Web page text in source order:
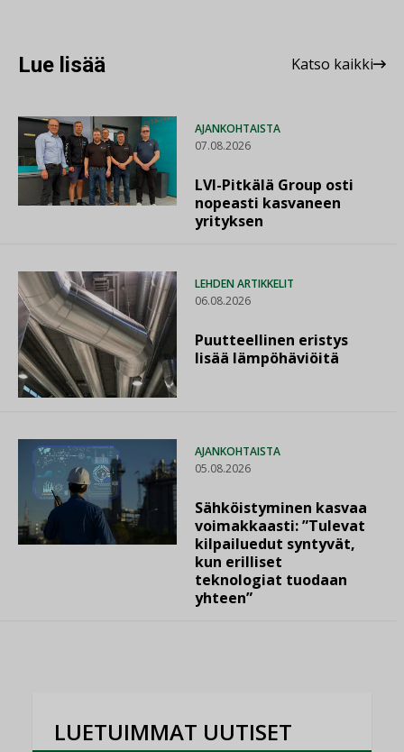
Lue lisää Katso kaikki
AJANKOHTAISTA
07.08.2026
LVI-Pitkälä Group osti
nopeasti kasvaneen
yrityksen
LEHDEN ARTIKKELIT
06.08.2026
Puutteellinen eristys
lisää lämpöhäviöitä
AJANKOHTAISTA
05.08.2026
Sähköistyminen kasvaa
voimakkaasti: ”Tulevat
kilpailuedut syntyvät,
kun erilliset
teknologiat tuodaan
yhteen”
LUETUIMMAT UUTISET